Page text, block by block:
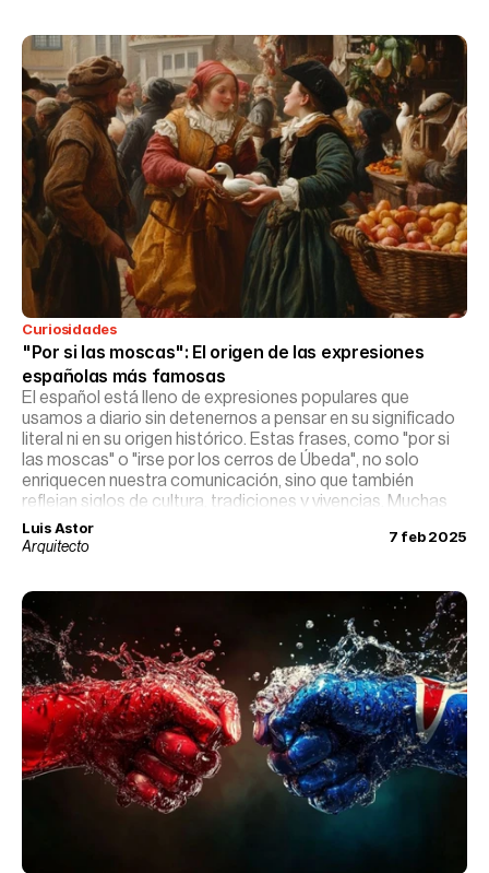
Curiosidades
"Por si las moscas": El origen de las expresiones
españolas más famosas
El español está lleno de expresiones populares que
usamos a diario sin detenernos a pensar en su significado
literal ni en su origen histórico. Estas frases, como "por si
las moscas" o "irse por los cerros de Úbeda", no solo
enriquecen nuestra comunicación, sino que también
reflejan siglos de cultura, tradiciones y vivencias. Muchas
nacieron en épocas medievales, otras en el ámbito rural, y
algunas en leyendas o eventos históricos que aún
Luis Astor
Arquitecto
7 feb 2025